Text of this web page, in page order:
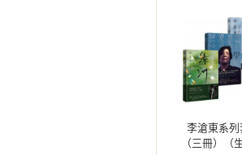
一名男子
裡，於是
讀報男子
頓時失去
即便是這
意識中讓
李滄東系列
（三冊）（